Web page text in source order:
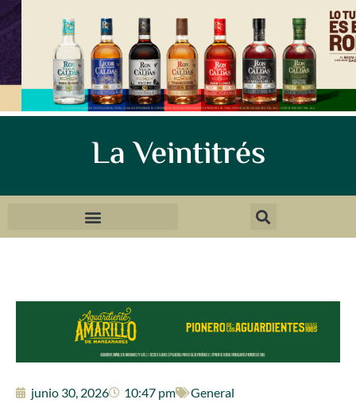
La Veintitrés
junio 30, 2026 10:47 pm General